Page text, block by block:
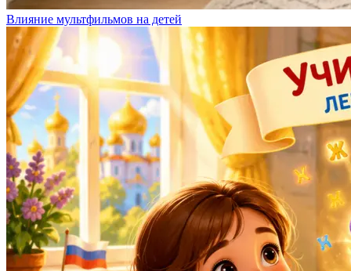
Влияние мультфильмов на детей